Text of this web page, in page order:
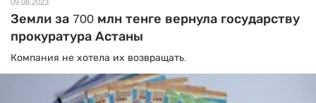
09.08.2023
Земли за 700 млн тенге вернула государству
прокуратура Астаны
Компания не хотела их возвращать.